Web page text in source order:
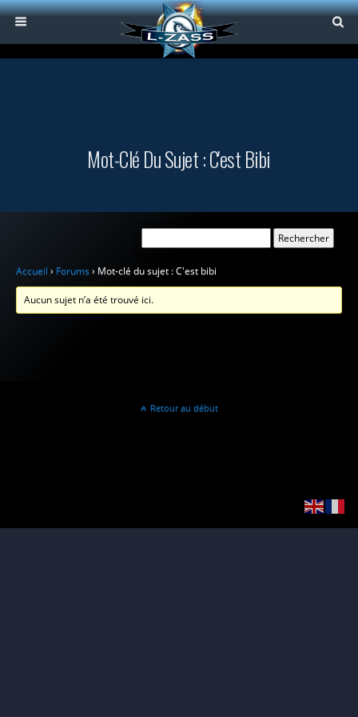
Mot-Clé Du Sujet : C'est Bibi
Accueil › Forums › Mot-clé du sujet : C'est bibi
Aucun sujet n’a été trouvé ici.
Retour au début